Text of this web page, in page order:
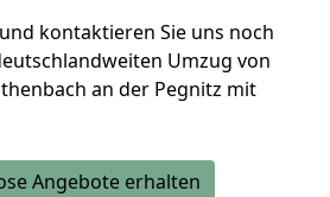
und kontaktieren Sie uns noch
Umzug von
an der Pegnitz mit
Angebote erhalten